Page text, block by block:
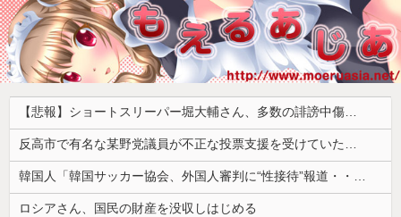
【悲報】ショートスリーパー堀大輔さん、多数の誹謗中傷で涙が止まらなくなってしまう動画がネットで話題に → ………
反高市で有名な某野党議員が不正な投票支援を受けていた過去が発掘、「説明責任があるのでは？」と揶揄されており……
韓国人「韓国サッカー協会、外国人審判に“性接待”報道・・・」→「2002年の審判買収が事実だったのか？」「日本人が言ってたこと正しかったね・・・...
ロシアさん、国民の財産を没収しはじめる